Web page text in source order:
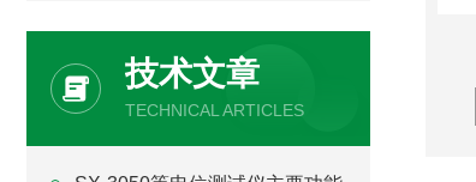
技术文章
TECHNICAL ARTICLES